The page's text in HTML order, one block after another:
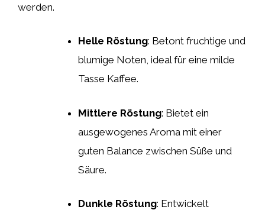
werden.
Helle Röstung: Betont fruchtige und
blumige Noten, ideal für eine milde
Tasse Kaffee.
Mittlere Röstung: Bietet ein
ausgewogenes Aroma mit einer
guten Balance zwischen Süße und
Säure.
Dunkle Röstung: Entwickelt